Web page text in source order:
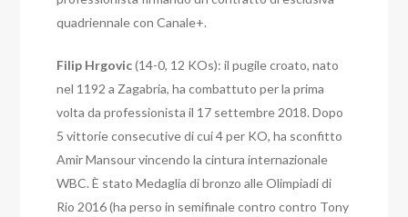
quadriennale con Canale+.
Filip Hrgovic(14-0, 12 KOs): il pugile croato, nato
nel 1192 a Zagabria, ha combattuto per la prima
volta da professionista il 17 settembre 2018. Dopo
5 vittorie consecutive di cui 4 per KO, ha sconfitto
Amir Mansour vincendo la cintura internazionale
WBC. È stato Medaglia di bronzo alle Olimpiadi di
Rio 2016 (ha perso in semifinale contro contro Tony